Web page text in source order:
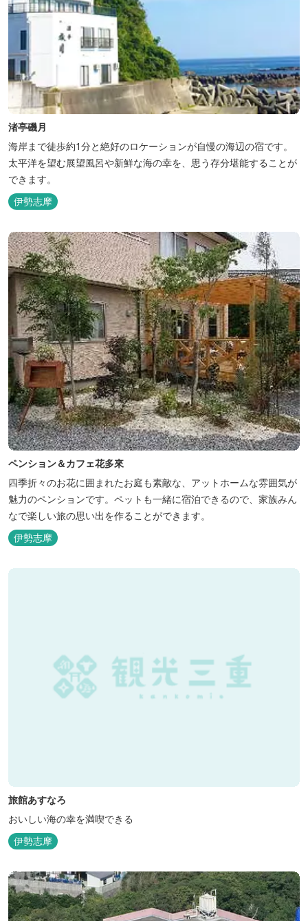
渚亭磯月
海岸まで徒歩約1分と絶好のロケーションが自慢の海辺の宿です。
太平洋を望む展望風呂や新鮮な海の幸を、思う存分堪能することが
できます。
伊勢志摩
ペンション＆カフェ花多來
四季折々のお花に囲まれたお庭も素敵な、アットホームな雰囲気が
魅力のペンションです。ペットも一緒に宿泊できるので、家族みん
なで楽しい旅の思い出を作ることができます。
伊勢志摩
旅館あすなろ
おいしい海の幸を満喫できる
伊勢志摩